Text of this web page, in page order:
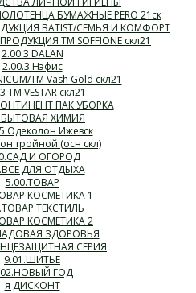
БУМАЖНЫЕ PERO 21ск
BATIST/СЕМЬЯ И КОМФОРТ
ТМ SOFFIONE скл21
2.00.3 DALAN
2.00.3 Нэфис
ТМ Vash Gold скл21
ТМ VESTAR скл21
ПАК УБОРКА
ХИМИЯ
Ижевск
тройной (осн скл)
И ОГОРОД
ДЛЯ ОТДЫХА
5.00.ТОВАР
КОСМЕТИКА 1
ТЕКСТИЛЬ
КОСМЕТИКА 2
ЗДОРОВЬЯ
СЕРИЯ
9.01.ШИТЬЕ
ГОД
я ДИСКОНТ